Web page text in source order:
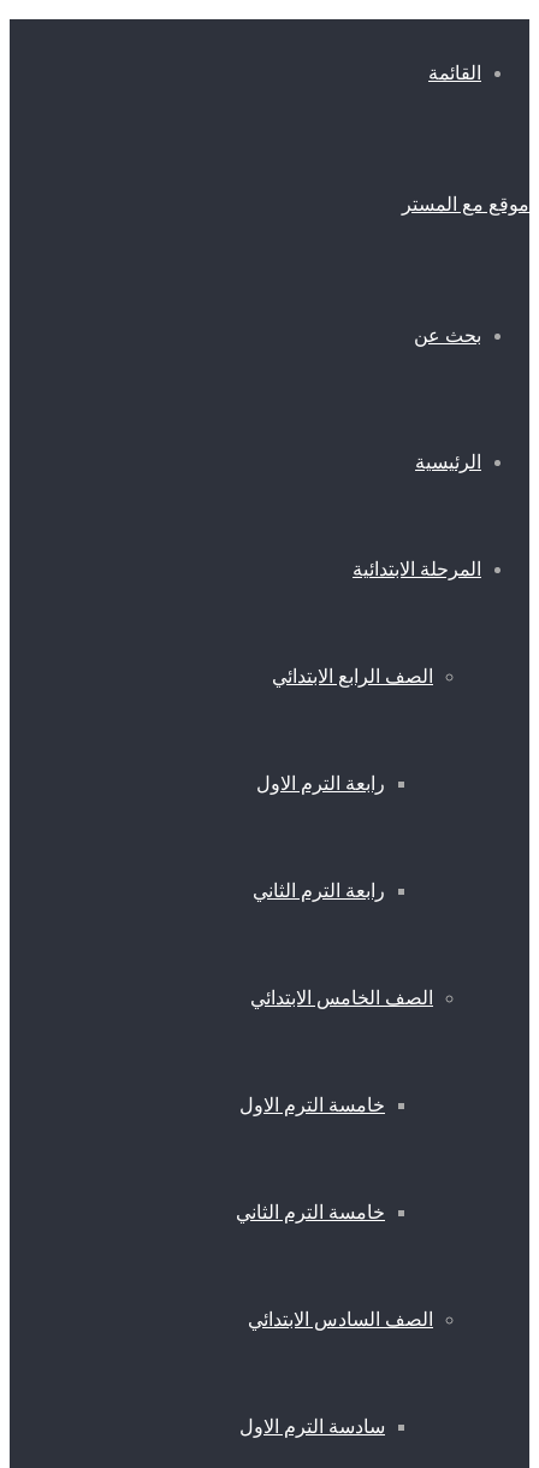
القائمة
موقع مع المستر
بحث عن
الرئيسية
المرحلة الابتدائية
الصف الرابع الابتدائي
رابعة الترم الاول
رابعة الترم الثاني
الصف الخامس الابتدائي
خامسة الترم الاول
خامسة الترم الثاني
الصف السادس الابتدائي
سادسة الترم الاول